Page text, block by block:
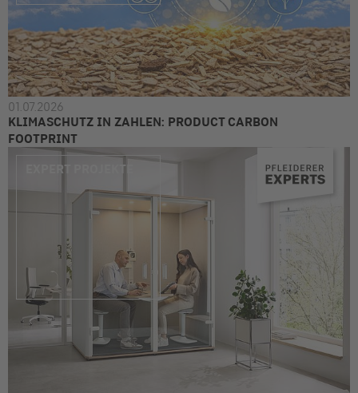
01.07.2026
KLIMASCHUTZ IN ZAHLEN: PRODUCT CARBON
FOOTPRINT
EXPERT PROJEKTE